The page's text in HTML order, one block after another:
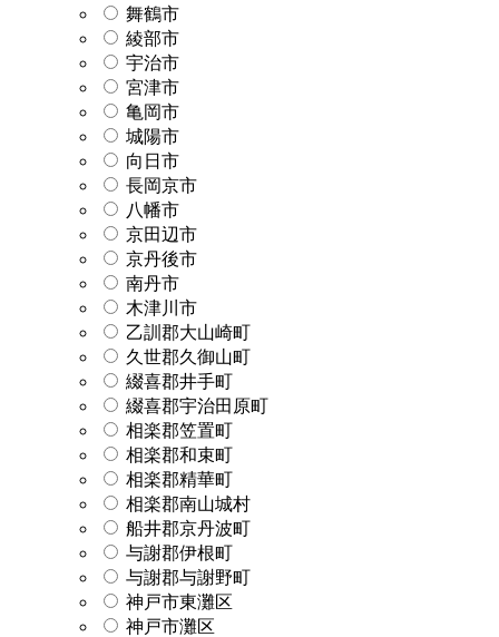
舞鶴市
綾部市
宇治市
宮津市
亀岡市
城陽市
向日市
長岡京市
八幡市
京田辺市
京丹後市
南丹市
木津川市
乙訓郡大山崎町
久世郡久御山町
綴喜郡井手町
綴喜郡宇治田原町
相楽郡笠置町
相楽郡和束町
相楽郡精華町
相楽郡南山城村
船井郡京丹波町
与謝郡伊根町
与謝郡与謝野町
神戸市東灘区
神戸市灘区